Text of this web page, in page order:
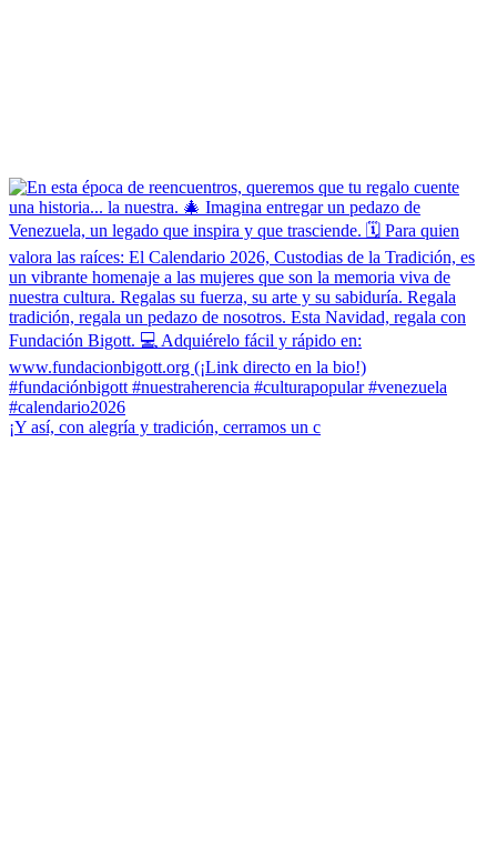
¡Y así, con alegría y tradición, cerramos un c